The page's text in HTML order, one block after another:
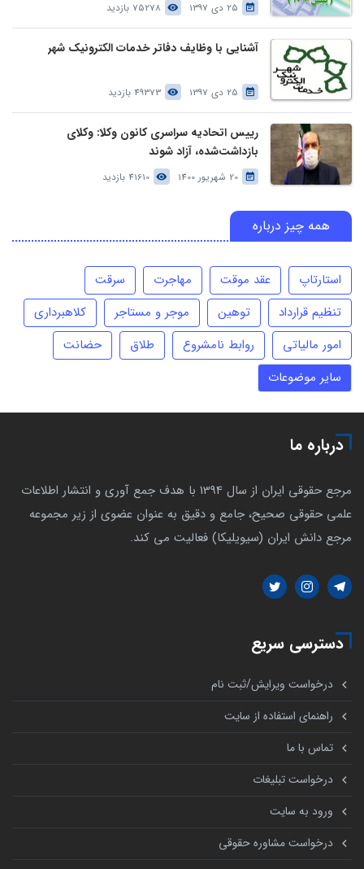
25 دی 1397 75278 بازدید
آشنایی با وظایف دفاتر خدمات الکترونیک شهر
25 دی 1397 49373 بازدید
رییس اتحادیه سراسری کانون وکلا: وکلای
بازداشت‌شده، آزاد شوند
20 شهریور 1400 41610 بازدید
همه چیز درباره
استارتاپ عقد موقت مهاجرت
سرقت
تنظیم قرارداد
توهین موجر و مستاجر
کلاهبرداری
امور مالیاتی
روابط نامشروع طلاق
حضانت
سایر موضوعات
درباره ما
مرجع حقوقی ایران از سال 1394 با هدف جمع آوری و انتشار اطلاعات
علمی حقوقی صحیح، جامع و دقیق به عنوان عضوی از زیر مجموعه
مرجع دانش ایران (سیویلیکا) فعالیت می کند.
دسترسی سریع
درخواست ویرایش/ثبت نام
راهنمای استفاده از سایت
تماس با ما
درخواست تبلیغات
ورود به سایت
درخواست مشاوره حقوقی